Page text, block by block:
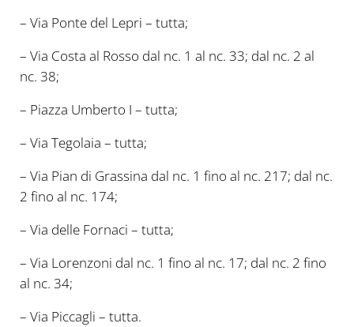
– Via Ponte del Lepri – tutta;
– Via Costa al Rosso dal nc. 1 al nc. 33; dal nc. 2 al
nc. 38;
– Piazza Umberto I – tutta;
– Via Tegolaia – tutta;
– Via Pian di Grassina dal nc. 1 fino al nc. 217; dal nc.
2 fino al nc. 174;
– Via delle Fornaci – tutta;
– Via Lorenzoni dal nc. 1 fino al nc. 17; dal nc. 2 fino
al nc. 34;
– Via Piccagli – tutta.